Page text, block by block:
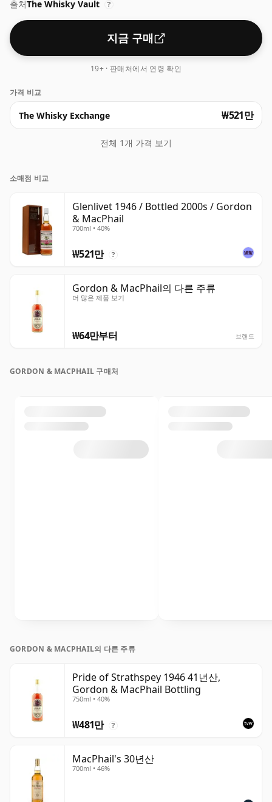
출처The Whisky Vault ?
지금 구매
19+ · 판매처에서 연령 확인
가격 비교
The Whisky Exchange ₩521만
전체 1개 가격 보기
소매점 비교
Glenlivet 1946 / Bottled 2000s / Gordon
& MacPhail
700ml • 40%
₩521만 ?
Gordon & MacPhail의 다른 주류
더 많은 제품 보기
₩64만부터 브랜드
GORDON & MACPHAIL 구매처
GORDON & MACPHAIL의 다른 주류
Pride of Strathspey 1946 41년산,
Gordon & MacPhail Bottling
750ml • 40%
₩481만 ?
MacPhail's 30년산
700ml • 46%